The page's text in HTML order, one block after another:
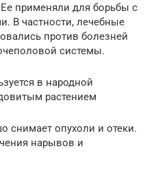
применяли для борьбы с
В частности, лечебные
против болезней
системы.
в народной
растением
снимает опухоли и отеки.
нарывов и